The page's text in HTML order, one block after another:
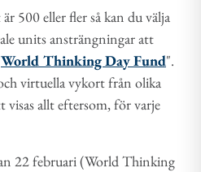
500 eller fler så kan du välja
units ansträngningar att
World Thinking Day Fund".
virtuella vykort från olika
visas allt eftersom, för varje
22 februari (World Thinking